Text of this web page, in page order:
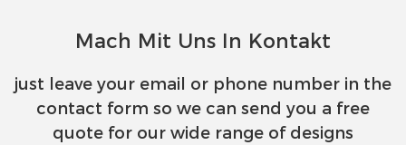
Mach Mit Uns In Kontakt
just leave your email or phone number in the
contact form so we can send you a free
quote for our wide range of designs